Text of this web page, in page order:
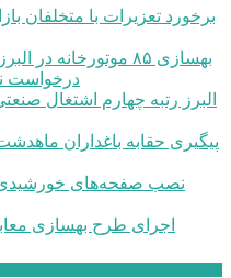
بهسازی ۸۵ موتورخانه در البرز طی سه‌ماهه نخست امسال
درخواست
اجرای طرح بهسازی معابر در ۵۵ روستای